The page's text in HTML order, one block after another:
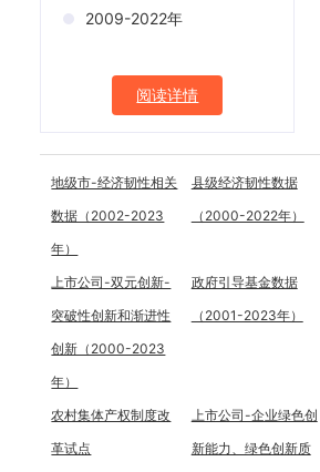
2009-2022年
阅读详情
地级市-经济韧性相关
数据（2002-2023
年）
县级经济韧性数据
（2000-2022年）
上市公司-双元创新-
突破性创新和渐进性
创新（2000-2023
年）
政府引导基金数据
（2001-2023年）
农村集体产权制度改
革试点
上市公司-企业绿色创
新能力、绿色创新质